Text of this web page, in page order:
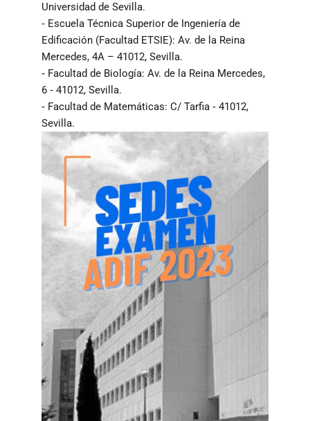
Universidad de Sevilla.
‐ Escuela Técnica Superior de Ingeniería de
Edificación (Facultad ETSIE): Av. de la Reina
Mercedes, 4A – 41012, Sevilla.
‐ Facultad de Biología: Av. de la Reina Mercedes,
6 ‐ 41012, Sevilla.
‐ Facultad de Matemáticas: C/ Tarfia ‐ 41012,
Sevilla.